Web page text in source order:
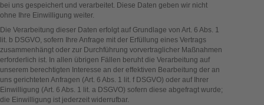
bei uns gespeichert und verarbeitet. Diese Daten geben wir nicht
ohne Ihre Einwilligung weiter.
Die Verarbeitung dieser Daten erfolgt auf Grundlage von Art. 6 Abs. 1
lit. b DSGVO, sofern Ihre Anfrage mit der Erfüllung eines Vertrags
zusammenhängt oder zur Durchführung vorvertraglicher Maßnahmen
erforderlich ist. In allen übrigen Fällen beruht die Verarbeitung auf
unserem berechtigten Interesse an der effektiven Bearbeitung der an
uns gerichteten Anfragen (Art. 6 Abs. 1 lit. f DSGVO) oder auf Ihrer
Einwilligung (Art. 6 Abs. 1 lit. a DSGVO) sofern diese abgefragt wurde;
die Einwilligung ist jederzeit widerrufbar.